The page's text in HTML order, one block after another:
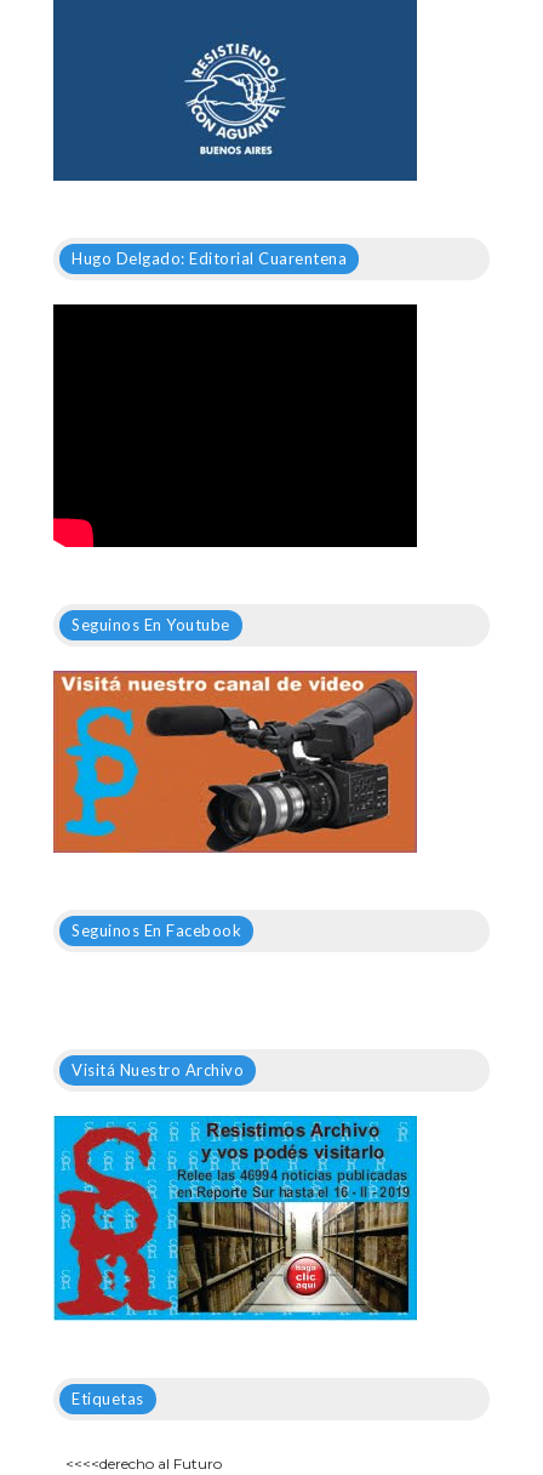
Hugo Delgado: Editorial Cuarentena
Seguinos En Youtube
Seguinos En Facebook
Visitá Nuestro Archivo
Etiquetas
<<<<derecho al Futuro